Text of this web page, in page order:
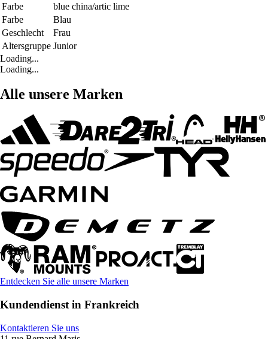
Farbe
blue china/artic lime
Farbe
Blau
Geschlecht
Frau
Altersgruppe Junior
Loading...
Loading...
Alle unsere Marken
Entdecken Sie alle unsere Marken
Kundendienst in Frankreich
Kontaktieren Sie uns